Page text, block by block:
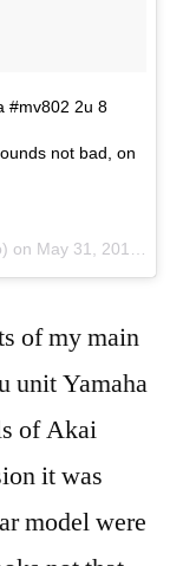
#mv802 2u 8
not bad, on
on May 31, 2017 at 3:43am PDT
of my main
unit Yamaha
of Akai
it was
model were